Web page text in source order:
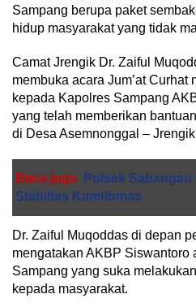
Sampang berupa paket
hidup masyarakat yang tidak
Camat Jrengik Dr. Zaiful
membuka acara Jum’at
kepada Kapolres Sampang
yang telah memberikan
di Desa Asemnonggal –
Baca juga
Polsek
Stabiltas Kamtibmas
Dr. Zaiful Muqoddas di depan
mengatakan AKBP Siswantoro
Sampang yang suka
kepada masyarakat.